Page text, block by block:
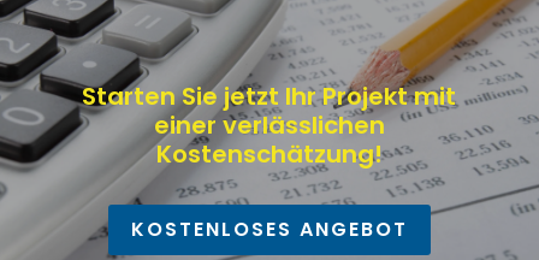
Starten Sie jetzt Ihr Projekt mit
einer verlässlichen
Kostenschätzung!
KOSTENLOSES ANGEBOT